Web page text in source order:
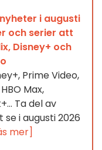
i augusti
och serier att
Disney+ och
Prime Video,
Max,
Ta del av
i augusti 2026
mer]